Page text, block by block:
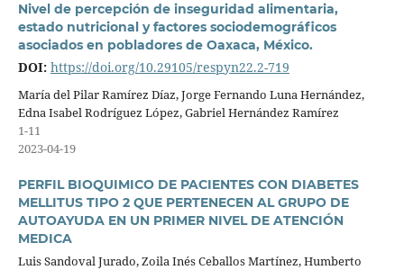
Nivel de percepción de inseguridad alimentaria,
estado nutricional y factores sociodemográficos
asociados en pobladores de Oaxaca, México.
DOI: https://doi.org/10.29105/respyn22.2-719
María del Pilar Ramírez Díaz, Jorge Fernando Luna Hernández,
Edna Isabel Rodríguez López, Gabriel Hernández Ramírez
1-11
2023-04-19
PERFIL BIOQUIMICO DE PACIENTES CON DIABETES
MELLITUS TIPO 2 QUE PERTENECEN AL GRUPO DE
AUTOAYUDA EN UN PRIMER NIVEL DE ATENCIÓN
MEDICA
Luis Sandoval Jurado, Zoila Inés Ceballos Martínez, Humberto